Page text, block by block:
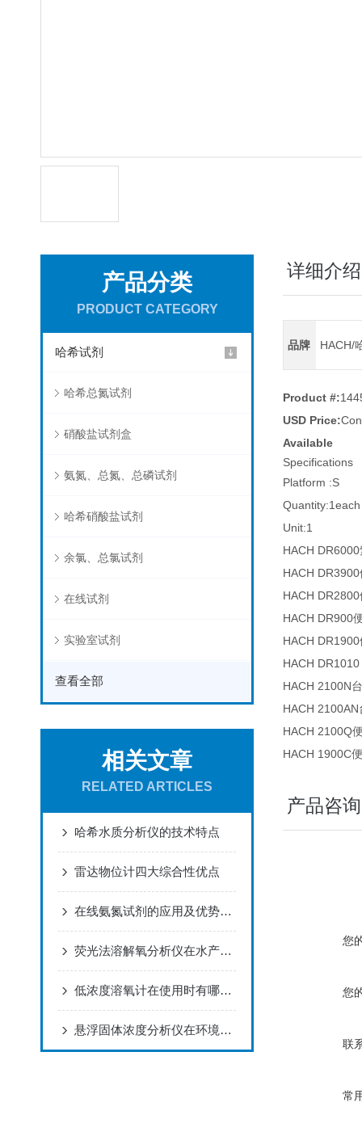
产品分类
PRODUCT CATEGORY
哈希试剂
哈希总氮试剂
硝酸盐试剂盒
氨氮、总氮、总磷试剂
哈希硝酸盐试剂
余氯、总氯试剂
在线试剂
实验室试剂
查看全部
相关文章
RELATED ARTICLES
哈希水质分析仪的技术特点
雷达物位计四大综合性优点
在线氨氮试剂的应用及优势，快来看下吧！
荧光法溶解氧分析仪在水产养殖中的应用
低浓度溶氧计在使用时有哪些注意事项？
悬浮固体浓度分析仪在环境监测中的应用
详细介绍
品牌 HACH/
Product #:
USD Price:
Available
Specifications
Platform :S
Quantity:1each
Unit:1
HACH
HACH
HACH
HACH DR900
HACH
HACH
HACH 2100N
HACH
HACH 2100Q
HACH 1900C
产品咨询
您
您
联
常